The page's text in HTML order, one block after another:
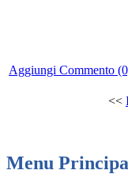
Aggiungi Commento
<<
Menu